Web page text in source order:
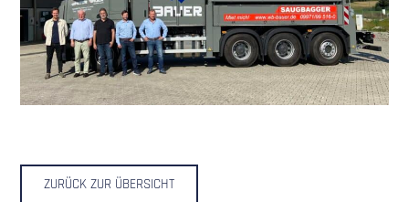
ZURÜCK ZUR ÜBERSICHT